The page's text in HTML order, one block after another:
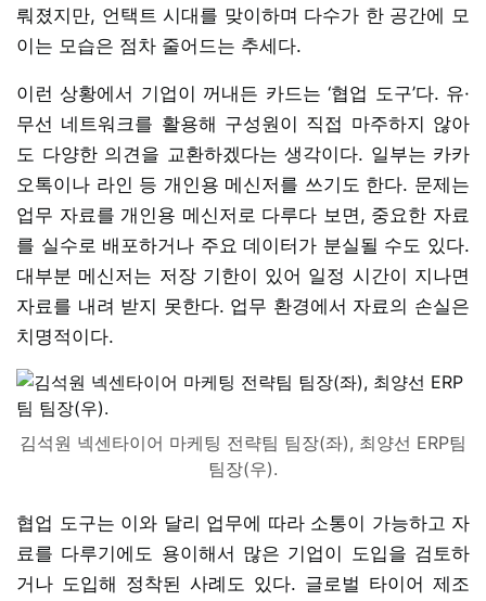
뤄졌지만, 언택트 시대를 맞이하며 다수가 한 공간에 모
이는 모습은 점차 줄어드는 추세다.
이런 상황에서 기업이 꺼내든 카드는 ‘협업 도구’다. 유·
무선 네트워크를 활용해 구성원이 직접 마주하지 않아
도 다양한 의견을 교환하겠다는 생각이다. 일부는 카카
오톡이나 라인 등 개인용 메신저를 쓰기도 한다. 문제는
업무 자료를 개인용 메신저로 다루다 보면, 중요한 자료
를 실수로 배포하거나 주요 데이터가 분실될 수도 있다.
대부분 메신저는 저장 기한이 있어 일정 시간이 지나면
자료를 내려 받지 못한다. 업무 환경에서 자료의 손실은
치명적이다.
김석원 넥센타이어 마케팅 전략팀 팀장(좌), 최양선 ERP팀
팀장(우).
협업 도구는 이와 달리 업무에 따라 소통이 가능하고 자
료를 다루기에도 용이해서 많은 기업이 도입을 검토하
거나 도입해 정착된 사례도 있다. 글로벌 타이어 제조